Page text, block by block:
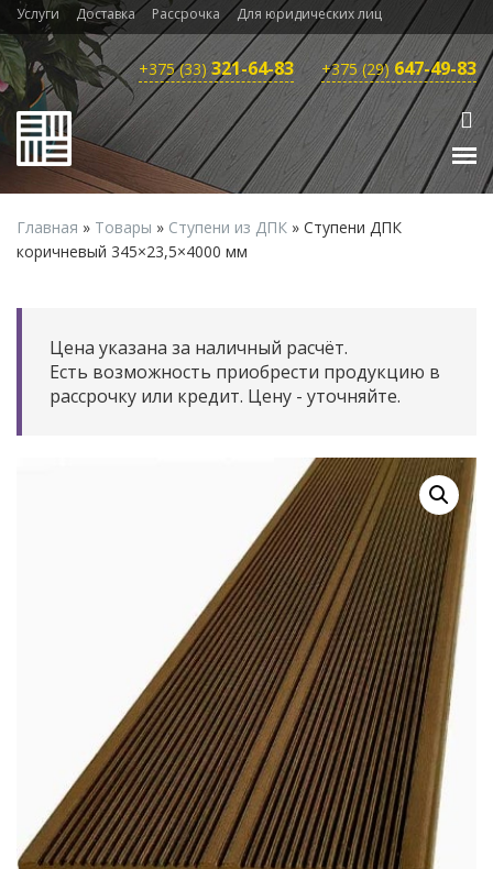
Услуги Доставка Рассрочка Для юридических лиц
+375 (33) 321-64-83 +375 (29)647-49-83
Главная » Товары » Ступени из ДПК » Ступени ДПК
коричневый 345×23,5×4000 мм
Цена указана за наличный расчёт.
Есть возможность приобрести продукцию в
рассрочку или кредит. Цену - уточняйте.